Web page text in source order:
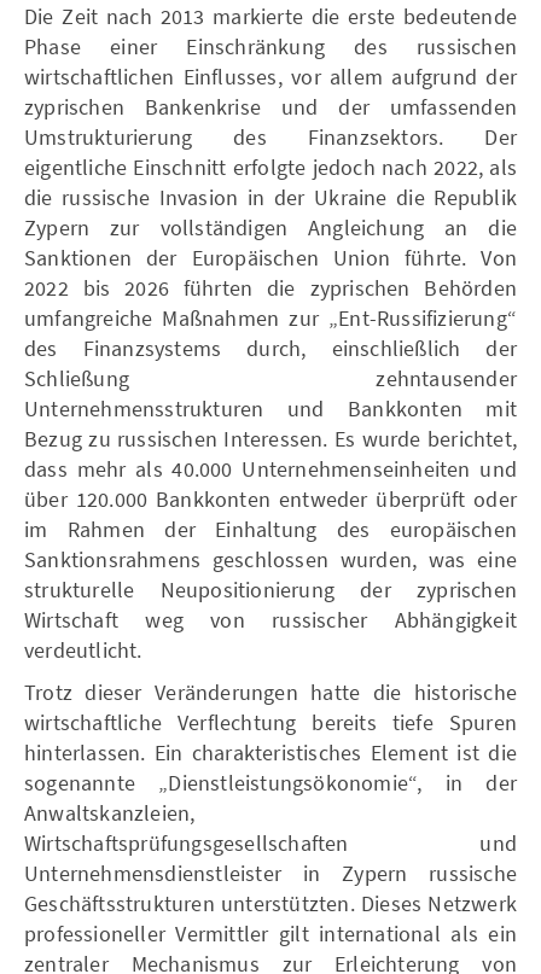
Die Zeit nach 2013 markierte die erste bedeutende
Phase einer Einschränkung des russischen
wirtschaftlichen Einflusses, vor allem aufgrund der
zyprischen Bankenkrise und der umfassenden
Umstrukturierung des Finanzsektors. Der
eigentliche Einschnitt erfolgte jedoch nach 2022, als
die russische Invasion in der Ukraine die Republik
Zypern zur vollständigen Angleichung an die
Sanktionen der Europäischen Union führte. Von
2022 bis 2026 führten die zyprischen Behörden
umfangreiche Maßnahmen zur „Ent-Russifizierung“
des Finanzsystems durch, einschließlich der
Schließung zehntausender
Unternehmensstrukturen und Bankkonten mit
Bezug zu russischen Interessen. Es wurde berichtet,
dass mehr als 40.000 Unternehmenseinheiten und
über 120.000 Bankkonten entweder überprüft oder
im Rahmen der Einhaltung des europäischen
Sanktionsrahmens geschlossen wurden, was eine
strukturelle Neupositionierung der zyprischen
Wirtschaft weg von russischer Abhängigkeit
verdeutlicht.
Trotz dieser Veränderungen hatte die historische
wirtschaftliche Verflechtung bereits tiefe Spuren
hinterlassen. Ein charakteristisches Element ist die
sogenannte „Dienstleistungsökonomie“, in der
Anwaltskanzleien,
Wirtschaftsprüfungsgesellschaften und
Unternehmensdienstleister in Zypern russische
Geschäftsstrukturen unterstützten. Dieses Netzwerk
professioneller Vermittler gilt international als ein
zentraler Mechanismus zur Erleichterung von